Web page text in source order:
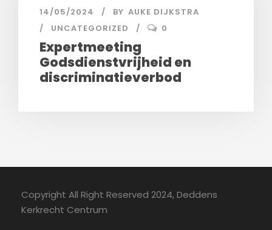
14/05/2024 BY AUKE DIJKSTRA
UNCATEGORIZED
0
Expertmeeting
Godsdienstvrijheid en
discriminatieverbod
Copyright All Right Reserved 2024, Deddens
Kerkrecht Centrum